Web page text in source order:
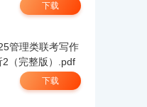
下载
2（完整版）.pdf
下载